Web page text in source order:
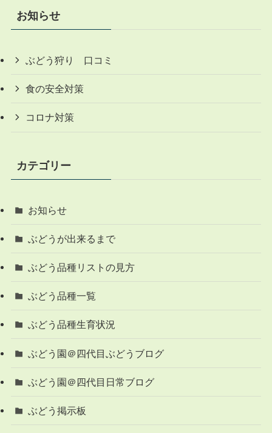
お知らせ
ぶどう狩り 口コミ
食の安全対策
コロナ対策
カテゴリー
お知らせ
ぶどうが出来るまで
ぶどう品種リストの見方
ぶどう品種一覧
ぶどう品種生育状況
ぶどう園＠四代目ぶどうブログ
ぶどう園＠四代目日常ブログ
ぶどう掲示板